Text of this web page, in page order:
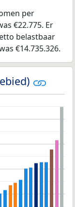
per
€22.775. Er
belastbaar
€14.735.326.